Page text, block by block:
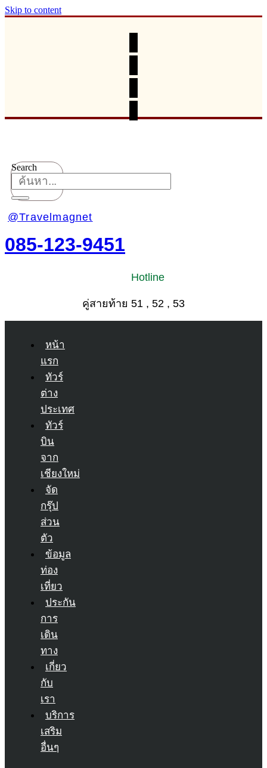
Skip to content
Search
@Travelmagnet
085-123-9451
Hotline
คู่สายท้าย 51 , 52 , 53
หน้า
แรก
ทัวร์
ต่าง
ประเทศ
ทัวร์
บิน
จาก
เชียงใหม่
จัด
กรุ๊ป
ส่วน
ตัว
ข้อมูล
ท่อง
เที่ยว
ประกัน
การ
เดิน
ทาง
เกี่ยว
กับ
เรา
บริการ
เสริม
อื่นๆ